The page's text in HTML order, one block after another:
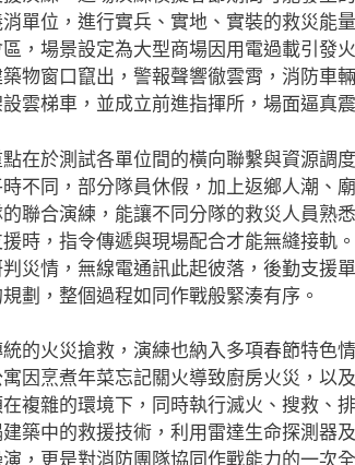
消單位，進行實兵、實地、實裝的救災能
，場景設定為大型商場因用電過載引發
物窗口竄出，警報聲響徹雲霄，消防車
雲梯車，並成立前進指揮所，場面逼真震
在於測試各單位間的橫向聯繫與資源調
不同，部分隊員休假，加上返鄉人潮、
聯合演練，能讓不同分隊的救災人員熟
時，指令傳遞與現場配合才能無縫接軌
災情，無線電通訊此起彼落，後勤支援
劃，整個過程如同作戰般緊湊有序。
統的火災搶救，演練也納入多項春節特色
因烹煮年菜忘記關火導致廚房火災，以
在複雜的環境下，同時執行滅火、搜救、
築中的救援技術，利用雷達生命探測器
，更是對消防團隊協同作戰能力的一次